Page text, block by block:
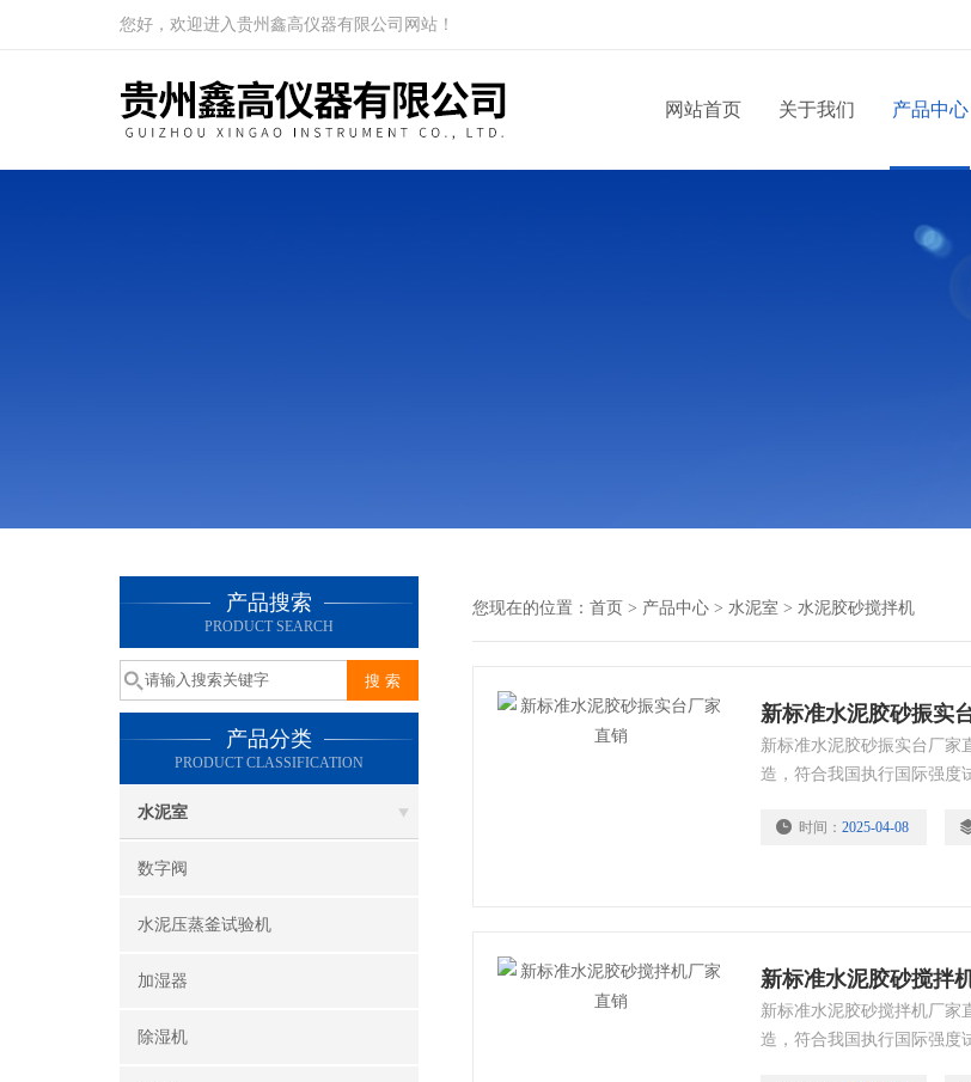
您好，欢迎进入贵州鑫高仪器有限公司网站！
网站首页 关于我们 产品中心
产品搜索
PRODUCT SEARCH
产品分类
PRODUCT CLASSIFICATION
水泥室
数字阀
水泥压蒸釜试验机
加湿器
除湿机
您现在的位置： 首页 > 产品中心 > 水泥室 > 水泥胶砂搅拌机
新标准水泥胶砂振实
新标准水泥胶砂振实台厂家
造，符合我国执行国际强度
准、欧洲标准、日本标准水
时间： 2025-04-08
新标准水泥胶砂搅拌
新标准水泥胶砂搅拌机厂家
造，符合我国执行国际强度